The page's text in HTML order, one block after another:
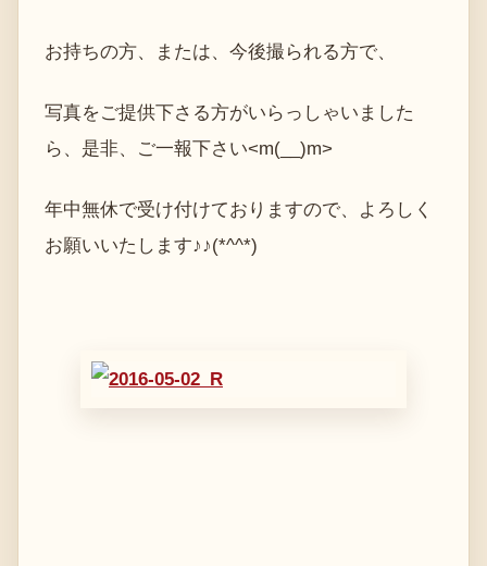
お持ちの方、または、今後撮られる方で、
写真をご提供下さる方がいらっしゃいました
ら、是非、ご一報下さい<m(__)m>
年中無休で受け付けておりますので、よろしく
お願いいたします♪♪(*^^*)